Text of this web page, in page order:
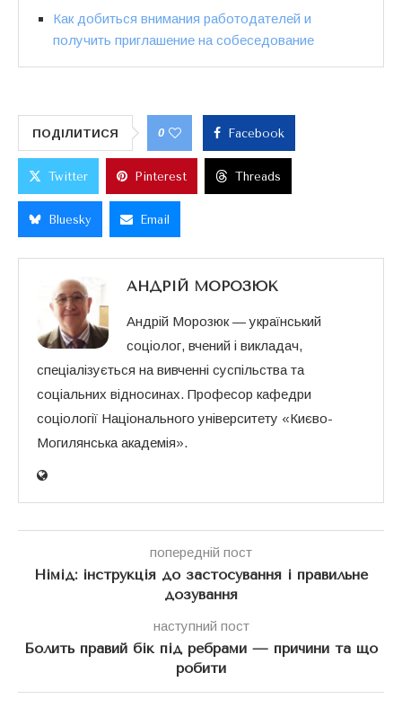
Как добиться внимания работодателей и
получить приглашение на собеседование
ПОДІЛИТИСЯ 0 Facebook
Twitter Pinterest Threads
Bluesky Email
АНДРІЙ МОРОЗЮК
Андрій Морозюк — український
соціолог, вчений і викладач,
спеціалізується на вивченні суспільства та
соціальних відносинах. Професор кафедри
соціології Національного університету «Києво-
Могилянська академія».
попередній пост
Німід: інструкція до застосування і правильне
дозування
наступний пост
Болить правий бік під ребрами — причини та що
робити